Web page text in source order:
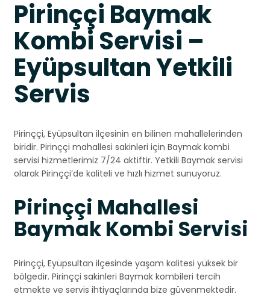
Pirinççi Baymak
Kombi Servisi –
Eyüpsultan Yetkili
Servis
Pirinççi, Eyüpsultan ilçesinin en bilinen mahallelerinden
biridir. Pirinççi mahallesi sakinleri için Baymak kombi
servisi hizmetlerimiz 7/24 aktiftir. Yetkili Baymak servisi
olarak Pirinççi’de kaliteli ve hızlı hizmet sunuyoruz.
Pirinççi Mahallesi
Baymak Kombi Servisi
Pirinççi, Eyüpsultan ilçesinde yaşam kalitesi yüksek bir
bölgedir. Pirinççi sakinleri Baymak kombileri tercih
etmekte ve servis ihtiyaçlarında bize güvenmektedir.